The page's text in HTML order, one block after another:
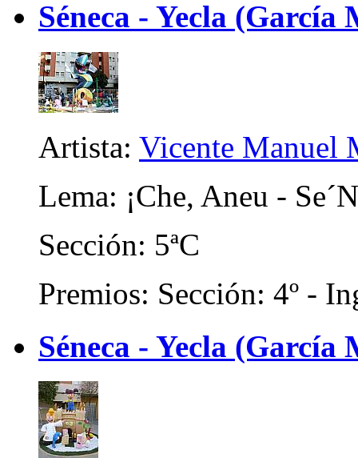
Séneca - Yecla (García
Artista: Vicente Manuel
Lema: ¡Che, Aneu -
Sección: 5ªC
Premios: Sección: 4º -
Séneca - Yecla